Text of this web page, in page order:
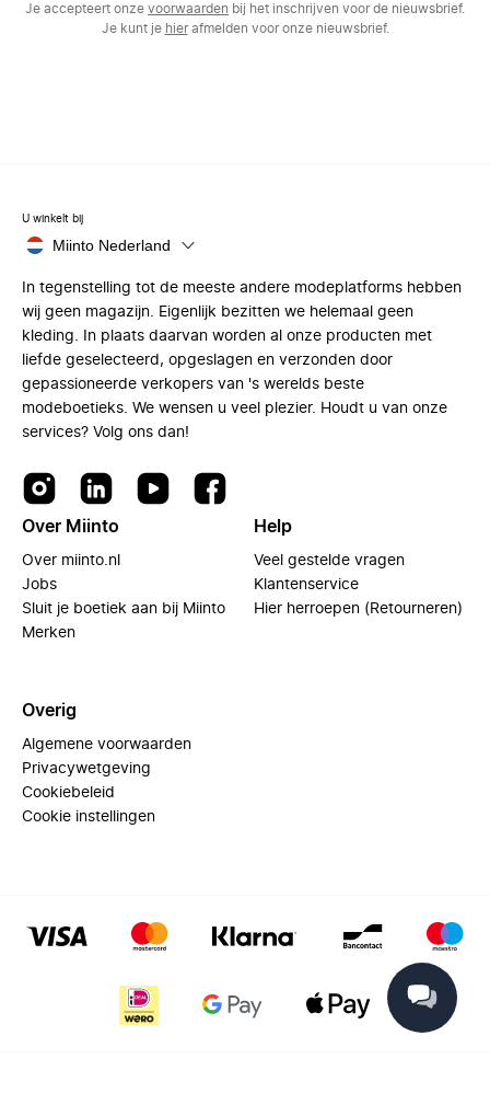
Je accepteert onze voorwaarden bij het inschrijven voor de nieuwsbrief.
Je kunt je hierafmelden voor onze nieuwsbrief.
U winkelt bij
Miinto Nederland
In tegenstelling tot de meeste andere modeplatforms hebben
wij geen magazijn. Eigenlijk bezitten we helemaal geen
kleding. In plaats daarvan worden al onze producten met
liefde geselecteerd, opgeslagen en verzonden door
gepassioneerde verkopers van 's werelds beste
modeboetieks. We wensen u veel plezier. Houdt u van onze
services? Volg ons dan!
Over Miinto
Over miinto.nl
Jobs
Sluit je boetiek aan bij Miinto
Merken
Help
Veel gestelde vragen
Klantenservice
Hier herroepen (Retourneren)
Overig
Algemene voorwaarden
Privacywetgeving
Cookiebeleid
Cookie instellingen